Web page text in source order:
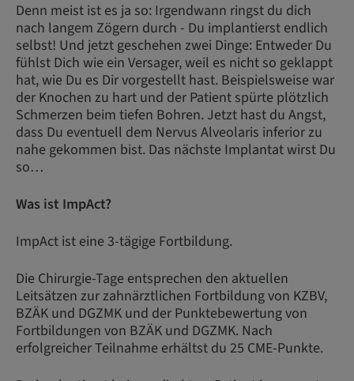
Denn meist ist es ja so: Irgendwann ringst du dich
nach langem Zögern durch - Du implantierst endlich
selbst! Und jetzt geschehen zwei Dinge: Entweder Du
fühlst Dich wie ein Versager, weil es nicht so geklappt
hat, wie Du es Dir vorgestellt hast. Beispielsweise war
der Knochen zu hart und der Patient spürte plötzlich
Schmerzen beim tiefen Bohren. Jetzt hast du Angst,
dass Du eventuell dem Nervus Alveolaris inferior zu
nahe gekommen bist. Das nächste Implantat wirst Du
so…
Was ist ImpAct?
ImpAct ist eine 3-tägige Fortbildung.
Die Chirurgie-Tage entsprechen den aktuellen
Leitsätzen zur zahnärztlichen Fortbildung von KZBV,
BZÄK und DGZMK und der Punktebewertung von
Fortbildungen von BZÄK und DGZMK. Nach
erfolgreicher Teilnahme erhältst du 25 CME-Punkte.